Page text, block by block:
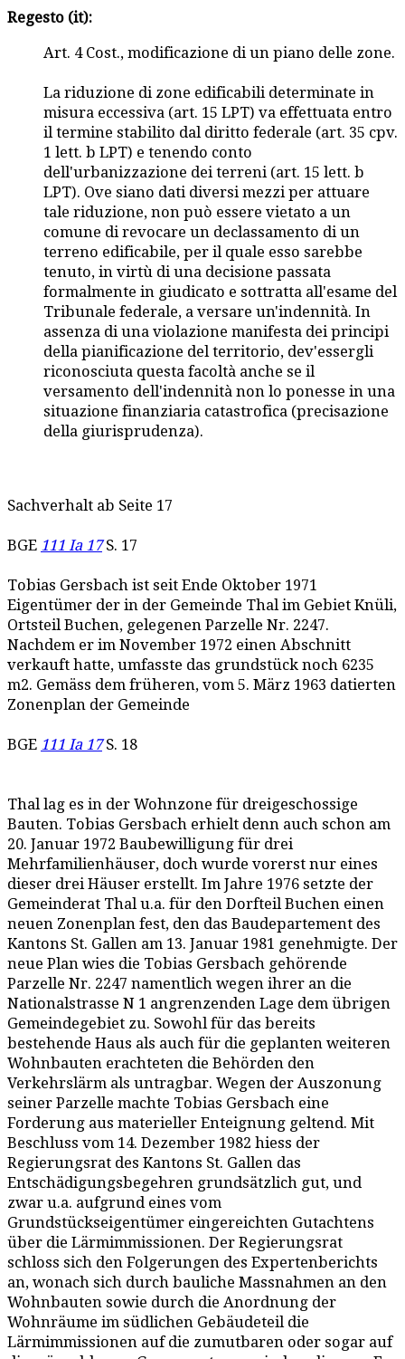
Regesto (it):
Art. 4 Cost., modificazione di un piano delle zone.
La riduzione di zone edificabili determinate in
misura eccessiva (art. 15 LPT) va effettuata entro
il termine stabilito dal diritto federale (art. 35 cpv.
1 lett. b LPT) e tenendo conto
dell'urbanizzazione dei terreni (art. 15 lett. b
LPT). Ove siano dati diversi mezzi per attuare
tale riduzione, non può essere vietato a un
comune di revocare un declassamento di un
terreno edificabile, per il quale esso sarebbe
tenuto, in virtù di una decisione passata
formalmente in giudicato e sottratta all'esame del
Tribunale federale, a versare un'indennità. In
assenza di una violazione manifesta dei principi
della pianificazione del territorio, dev'essergli
riconosciuta questa facoltà anche se il
versamento dell'indennità non lo ponesse in una
situazione finanziaria catastrofica (precisazione
della giurisprudenza).
Sachverhalt ab Seite 17
BGE 111 Ia 17S. 17
Tobias Gersbach ist seit Ende Oktober 1971
Eigentümer der in der Gemeinde Thal im Gebiet Knüli,
Ortsteil Buchen, gelegenen Parzelle Nr. 2247.
Nachdem er im November 1972 einen Abschnitt
verkauft hatte, umfasste das grundstück noch 6235
m2. Gemäss dem früheren, vom 5. März 1963 datierten
Zonenplan der Gemeinde
BGE 111 Ia 17S. 18
Thal lag es in der Wohnzone für dreigeschossige
Bauten. Tobias Gersbach erhielt denn auch schon am
20. Januar 1972 Baubewilligung für drei
Mehrfamilienhäuser, doch wurde vorerst nur eines
dieser drei Häuser erstellt. Im Jahre 1976 setzte der
Gemeinderat Thal u.a. für den Dorfteil Buchen einen
neuen Zonenplan fest, den das Baudepartement des
Kantons St. Gallen am 13. Januar 1981 genehmigte. Der
neue Plan wies die Tobias Gersbach gehörende
Parzelle Nr. 2247 namentlich wegen ihrer an die
Nationalstrasse N 1 angrenzenden Lage dem übrigen
Gemeindegebiet zu. Sowohl für das bereits
bestehende Haus als auch für die geplanten weiteren
Wohnbauten erachteten die Behörden den
Verkehrslärm als untragbar. Wegen der Auszonung
seiner Parzelle machte Tobias Gersbach eine
Forderung aus materieller Enteignung geltend. Mit
Beschluss vom 14. Dezember 1982 hiess der
Regierungsrat des Kantons St. Gallen das
Entschädigungsbegehren grundsätzlich gut, und
zwar u.a. aufgrund eines vom
Grundstückseigentümer eingereichten Gutachtens
über die Lärmimmissionen. Der Regierungsrat
schloss sich den Folgerungen des Expertenberichts
an, wonach sich durch bauliche Massnahmen an den
Wohnbauten sowie durch die Anordnung der
Wohnräume im südlichen Gebäudeteil die
Lärmimmissionen auf die zumutbaren oder sogar auf